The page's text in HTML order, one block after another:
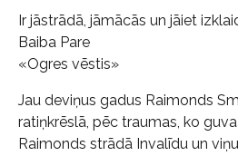
Ir jāstrādā, jāmācās un jāiet
Baiba Pare
«Ogres vēstis»
Jau deviņus gadus Raimonds
ratiņkrēslā, pēc traumas, ko
Raimonds strādā Invalīdu un